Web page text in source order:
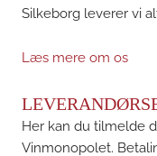
Silkeborg leverer vi
Læs mere om os
Her kan du tilmelde
Vinmonopolet.